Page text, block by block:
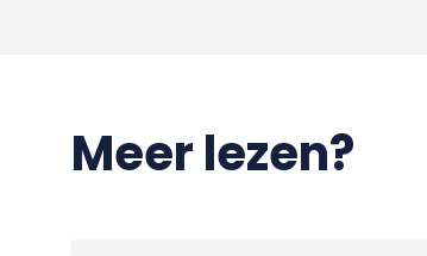
Meer lezen?